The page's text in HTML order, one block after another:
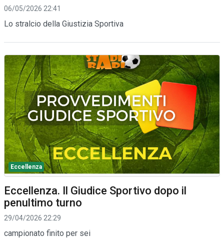
06/05/2026 22:41
Lo stralcio della Giustizia Sportiva
Eccellenza
Eccellenza. Il Giudice Sportivo dopo il
penultimo turno
29/04/2026 22:29
campionato finito per sei